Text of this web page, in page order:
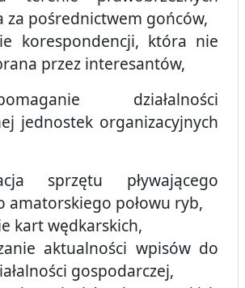
za pośrednictwem gońców,
korespondencji, która nie
przez interesantów,
działalności
jednostek organizacyjnych
sprzętu pływającego
amatorskiego połowu ryb,
kart wędkarskich,
aktualności wpisów do
gospodarczej,